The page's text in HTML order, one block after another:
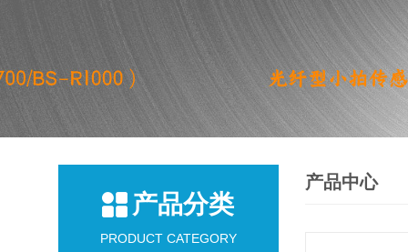
产品分类
PRODUCT CATEGORY
产品中心